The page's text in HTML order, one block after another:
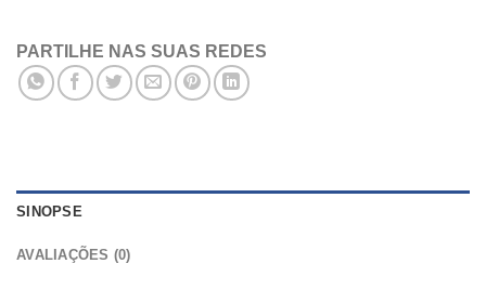
PARTILHE NAS SUAS REDES
SINOPSE
AVALIAÇÕES (0)